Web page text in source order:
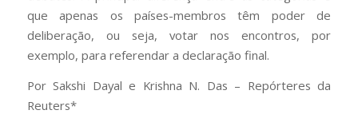
que apenas os países-membros têm poder de
deliberação, ou seja, votar nos encontros, por
exemplo, para referendar a declaração final.
Por Sakshi Dayal e Krishna N. Das – Repórteres da
Reuters*